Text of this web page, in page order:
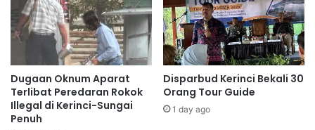
Dugaan Oknum Aparat
Terlibat Peredaran Rokok
Illegal di Kerinci-Sungai
Penuh
Disparbud Kerinci Bekali 30
Orang Tour Guide
1 day ago